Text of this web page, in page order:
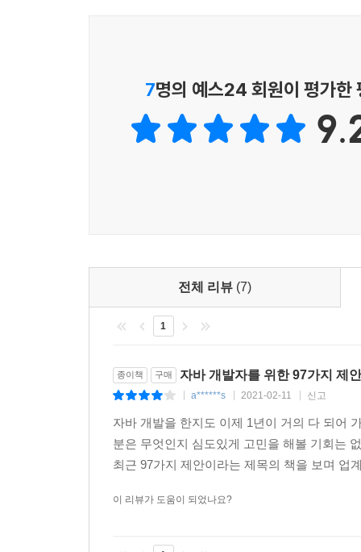
7명의 예스24 회원이 평가한
전체 리뷰 (7)
1
종이책 구매 자바 개발자를 위한 97가지 제안
a******s 2021-02-11 신고
자바 개발을 한지도 이제 1년이 거의 다 되어
분은 무엇인지 심도있게 고민을 해볼 기회는
최근 97가지 제안이라는 제목의 책을 보며 업
이 리뷰가 도움이 되었나요?